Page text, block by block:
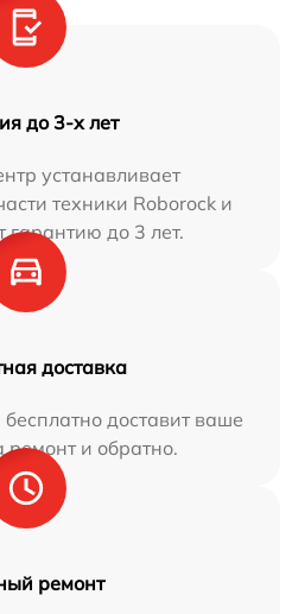
до 3-х лет
устанавливает
техники Roborock и
гарантию до 3 лет.
доставка
доставит ваше
ремонт и обратно.
ремонт